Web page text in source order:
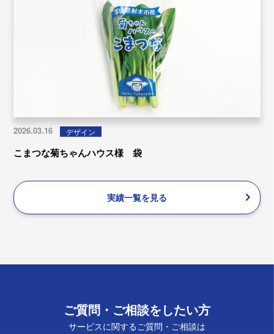
2026.03.16 デザイン
こまつな菊ちゃんハウス様 袋
実績一覧を見る
ご質問・ご相談をしたい方
サービスに関するご質問・ご相談は